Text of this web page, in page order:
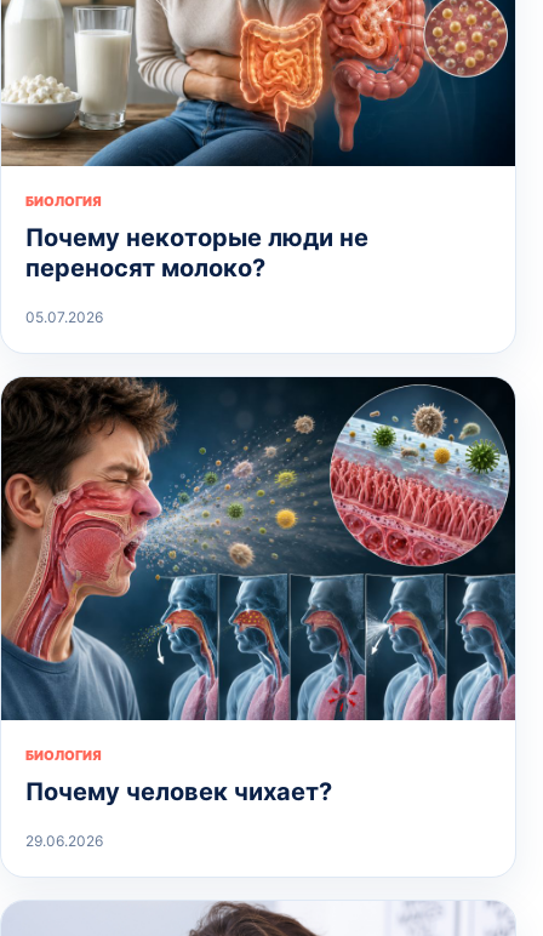
БИОЛОГИЯ
Почему некоторые люди не
переносят молоко?
05.07.2026
БИОЛОГИЯ
Почему человек чихает?
29.06.2026